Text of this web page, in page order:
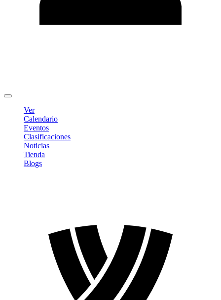
Ver
Calendario
Eventos
Clasificaciones
Noticias
Tienda
Blogs